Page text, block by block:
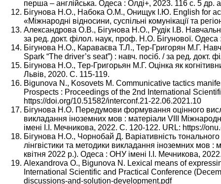
перша – англійська. Одеса : Олді+, 2023. 116 с. 5 др.
Бігунова Н.О., Набока О.М., Онищук І.Ю. English for
«Міжнародні відносини, суспільні комунікації та
Александрова О.В., Бігунова Н.О., Рудік І.В.
за ред. докт. філол. наук, проф. Н.О. Бігунової.
Бігунова Н.О., Караваєва Т.Л., Тер-Григорян М.Г.
Spark “The driver’s seat”) : навч. посіб. / за ред.
Бігунова Н.О., Тер-Григорьян М.Г. Оцінка як
Львів, 2020. С. 115-119.
Bigunova N., Kosovets M. Communicative tactics
Prospects : Proceedings of the 2nd International
https://doi.org/10.51582/interconf.21-22.06.2021.10
Бігунова Н.О. Передумови формування оцінного
викладання іноземних мов : матеріали VIII
імені І.І. Мечникова, 2022. C. 120-122. URL: https://
Бігунова Н.О., Чорнобай Д. Варіативність
лінгвістики та методики викладання іноземних мов
квітня 2022 р.). Одеса : ОНУ імені І.І. Мечникова,
Alexandrova O., Bigunova N. Lexical means of
International Scientific and Practical Conference
discussions-and-solution-development.pdf